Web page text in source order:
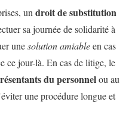
undroit de substitution
sa journée de solidarité à
unesolution amiableen cas
ce jour-là. En cas de litige, le
du personnelou au
une procédure longue et